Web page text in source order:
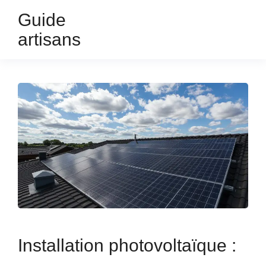
Guide
artisans
Installation photovoltaïque :